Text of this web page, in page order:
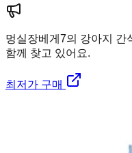
멍실장베게7의 강아지 간
함께 찾고 있어요.
최저가 구매